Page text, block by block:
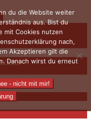
du die Website weiter
aus. Bist du
mit Cookies nutzen
nach,
Akzeptieren gilt die
Danach wirst du erneut
- nicht mit mir!